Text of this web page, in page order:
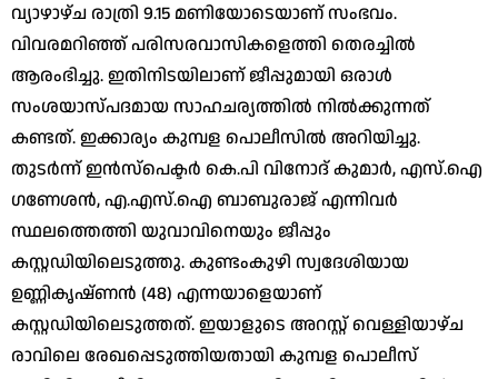
വ്യാഴാഴ്ച രാത്രി 9.15 മണിയോടെയാണ് സംഭവം.
വിവരമറിഞ്ഞ് പരിസരവാസികളെത്തി തെരച്ചില്‍
ആരംഭിച്ചു. ഇതിനിടയിലാണ് ജീപ്പുമായി ഒരാള്‍
സംശയാസ്പദമായ സാഹചര്യത്തില്‍ നില്‍ക്കുന്നത്
കണ്ടത്. ഇക്കാര്യം കുമ്പള പൊലീസില്‍ അറിയിച്ചു.
തുടര്‍ന്ന് ഇന്‍സ്‌പെക്ടര്‍ കെ.പി വിനോദ് കുമാര്‍, എസ്.ഐ
ഗണേശന്‍, എ.എസ്.ഐ ബാബുരാജ് എന്നിവര്‍
സ്ഥലത്തെത്തി യുവാവിനെയും ജീപ്പും
കസ്റ്റഡിയിലെടുത്തു. കുണ്ടംകുഴി സ്വദേശിയായ
ഉണ്ണികൃഷ്ണന്‍ (48) എന്നയാളെയാണ്
കസ്റ്റഡിയിലെടുത്തത്. ഇയാളുടെ അറസ്റ്റ് വെള്ളിയാഴ്ച
രാവിലെ രേഖപ്പെടുത്തിയതായി കുമ്പള പൊലീസ്